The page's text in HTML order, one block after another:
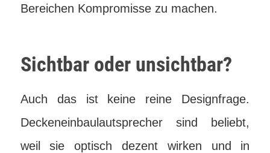
Bereichen Kompromisse zu machen.
Sichtbar oder unsichtbar?
Auch das ist keine reine Designfrage.
Deckeneinbaulautsprecher sind beliebt,
weil sie optisch dezent wirken und in